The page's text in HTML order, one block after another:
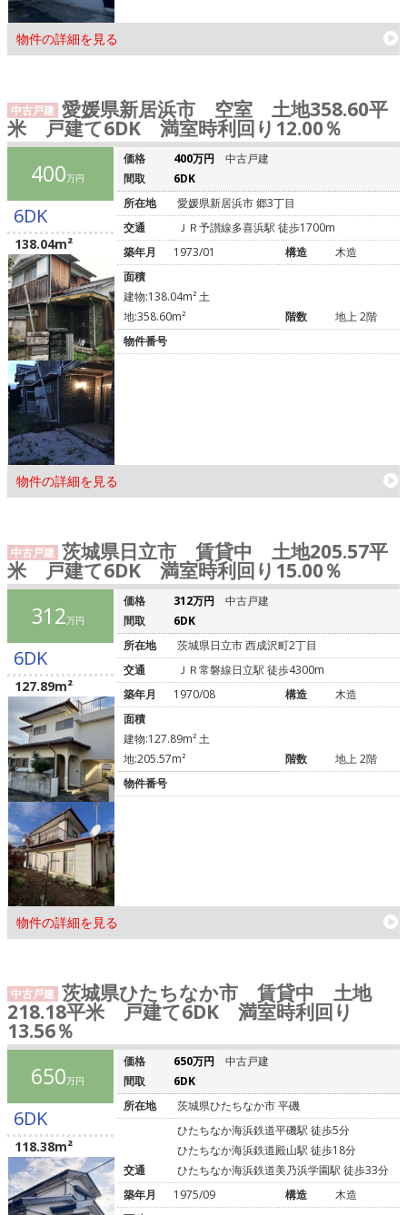
物件の詳細を見る
中古戸建 愛媛県新居浜市 空室 土地358.60平
米 戸建て6DK 満室時利回り12.00％
400万円
6DK
138.04m²
物件の詳細を見る
価格 400万円
中古戸建
間取
6DK
所在地
愛媛県新居浜市 郷3丁目
交通
ＪＲ予讃線多喜浜駅 徒歩1700m
築年月
1973/01 構造
木造
面積
建物:138.04m² 土
地:358.60m²
階数
地上 2階
物件番号
中古戸建 茨城県日立市 賃貸中 土地205.57平
米 戸建て6DK 満室時利回り15.00％
312万円
6DK
127.89m²
物件の詳細を見る
価格 312万円
中古戸建
間取
6DK
所在地
茨城県日立市 西成沢町2丁目
交通
ＪＲ常磐線日立駅 徒歩4300m
築年月
1970/08 構造
木造
面積
建物:127.89m² 土
地:205.57m²
階数
地上 2階
物件番号
中古戸建 茨城県ひたちなか市 賃貸中 土地
218.18平米 戸建て6DK 満室時利回り
13.56％
650万円
6DK
118.38m²
価格 650万円
中古戸建
間取
6DK
所在地
茨城県ひたちなか市 平磯
交通
ひたちなか海浜鉄道平磯駅 徒歩5分
ひたちなか海浜鉄道殿山駅 徒歩18分
ひたちなか海浜鉄道美乃浜学園駅 徒歩33分
築年月
1975/09 構造
木造